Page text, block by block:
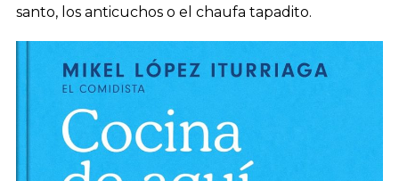
santo, los anticuchos o el chaufa tapadito.